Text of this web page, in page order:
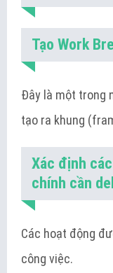
Tạo Work
Đây là một trong
tạo ra khung
Xác định
chính cần
Các hoạt động
công việc.